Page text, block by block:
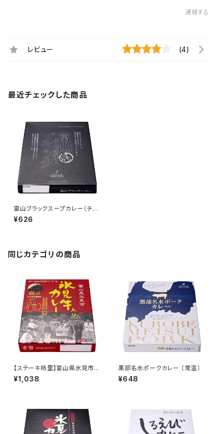
通報する
レビュー (4)
最近チェックした商品
富山ブラックスープカレー（チキ
ン） 〔常温〕
¥626
同じカテゴリの商品
【ステーキ柿里】富山県氷見市
氷見牛入りカレー 〔常温〕
¥1,038
黒部名水ポークカレー 〔常温〕
¥648